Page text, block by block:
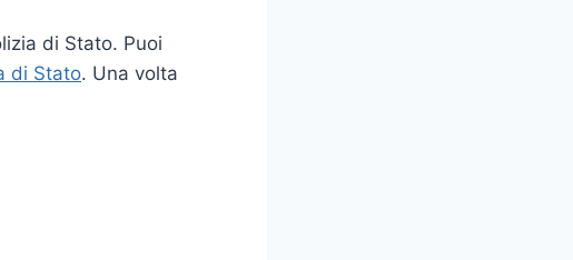
di Stato. Puoi
di Stato. Una volta